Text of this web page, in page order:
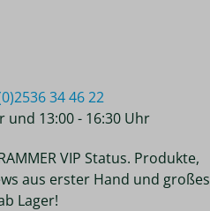
34 46 22
und 13:00 - 16:30 Uhr
VIP Status. Produkte,
aus erster Hand und großes
Lager!